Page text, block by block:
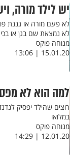
יש לילד מורה,
לא פעם מורה או גננת
לא נמצאת שם בגן או
מנוחה פוקס
15.01.20 | 13:06
למה הוא לא
רוצים שהילד יפסיק
במלואו
מנוחה פוקס
12.01.20 | 14:29